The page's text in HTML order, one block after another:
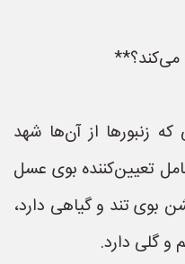
زنبورها از آن‌ها شهد
تعیین‌کننده بوی عسل
بوی تند و گیاهی دارد،
و گلی دارد.